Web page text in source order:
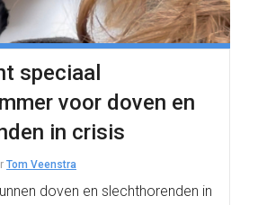
speciaal
voor doven en
in crisis
Tom Veenstra
doven en slechthorenden in